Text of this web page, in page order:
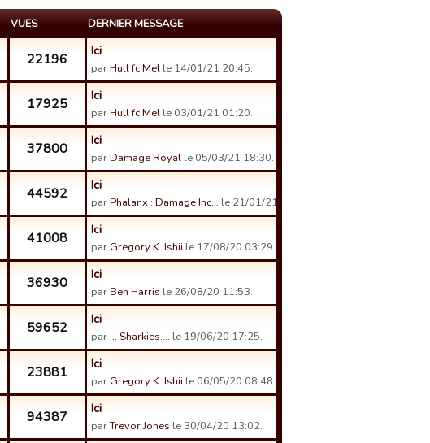
VUES DERNIER MESSAGE
22196 Ici
parHull fc Mel le 14/01/21 20:45.
17925 Ici
parHull fc Mel le 03/01/21 01:20.
37800 Ici
parDamage Royal le 05/03/21 18:30.
44592 Ici
parPhalanx : Damage Inc… le 21/01/21 13:06.
41008 Ici
par Gregory K. Ishii le 17/08/20 03:29.
36930 Ici
parBen Harris le 26/08/20 11:53.
59652 Ici
par ... Sharkies.... le 19/06/20 17:25.
23881 Ici
par Gregory K. Ishii le 06/05/20 08:48.
94387 Ici
parTrevor Jones le 30/04/20 13:02.